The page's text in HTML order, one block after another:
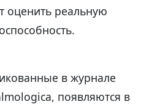
оценить реальную
в журнале
появляются в